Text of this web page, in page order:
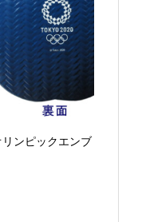
ンピックエンブ